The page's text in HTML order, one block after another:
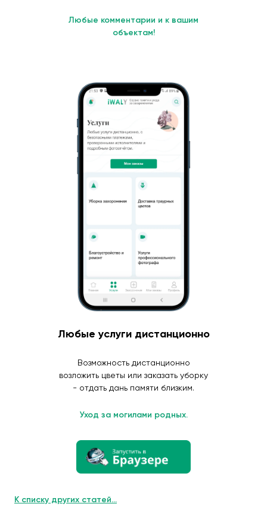
Любые комментарии и к вашим
объектам!
Любые услуги дистанционно
Возможность дистанционно
возложить цветы или заказать уборку
- отдать дань памяти близким.
Уход за могилами родных.
К списку других статей...